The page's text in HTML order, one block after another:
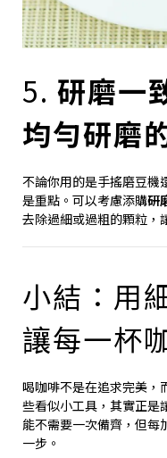
5. 研磨一
均勻研磨
不論你用的是手搖磨豆機
是重點。可以考慮添購研
去除過細或過粗的顆粒，
小結：用
讓每一杯
喝咖啡不是在追求完美，
些看似小工具，其實正是
能不需要一次備齊，但每
一步。